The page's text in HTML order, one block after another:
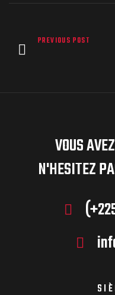
PREVIOUS POST
VOUS
N'HESITEZ